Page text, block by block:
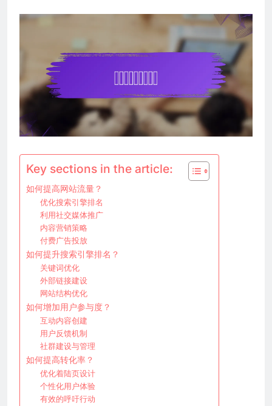
Key sections in the article:
如何提高网站流量？
优化搜索引擎排名
利用社交媒体推广
内容营销策略
付费广告投放
如何提升搜索引擎排名？
关键词优化
外部链接建设
网站结构优化
如何增加用户参与度？
互动内容创建
用户反馈机制
社群建设与管理
如何提高转化率？
优化着陆页设计
个性化用户体验
有效的呼吁行动